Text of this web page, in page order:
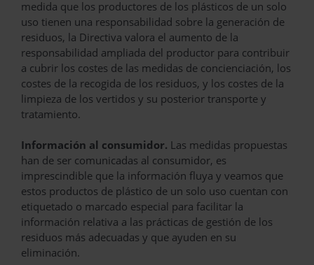
medida que los productores de los plásticos de un solo
uso tienen una responsabilidad sobre la generación de
residuos, la Directiva valora el aumento de la
responsabilidad ampliada del productor para contribuir
a cubrir los costes de las medidas de concienciación, los
costes de la recogida de los residuos, y los costes de la
limpieza de los vertidos y su posterior transporte y
tratamiento.
Información al consumidor. Las medidas propuestas
han de ser comunicadas al consumidor, es
imprescindible que la información fluya y veamos que
estos productos de plástico de un solo uso cuentan con
etiquetado o marcado especial para facilitar la
información relativa a las prácticas de gestión de los
residuos más adecuadas y que ayuden en su
eliminación.